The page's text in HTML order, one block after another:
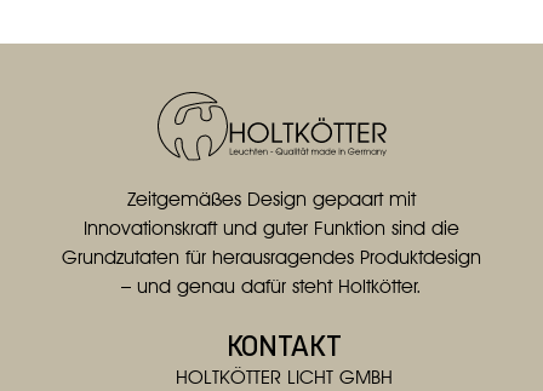
Zeitgemäßes Design gepaart mit
Innovationskraft und guter Funktion sind die
Grundzutaten für herausragendes Produktdesign
– und genau dafür steht Holtkötter.
KONTAKT
HOLTKÖTTER LICHT GMBH